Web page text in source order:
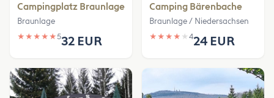
Campingplatz Braunlage
Braunlage
★ ★ ★ ★ ★532 EUR
Camping Bärenbache
Braunlage / Niedersachsen
★ ★ ★ ★ ★ 424 EUR